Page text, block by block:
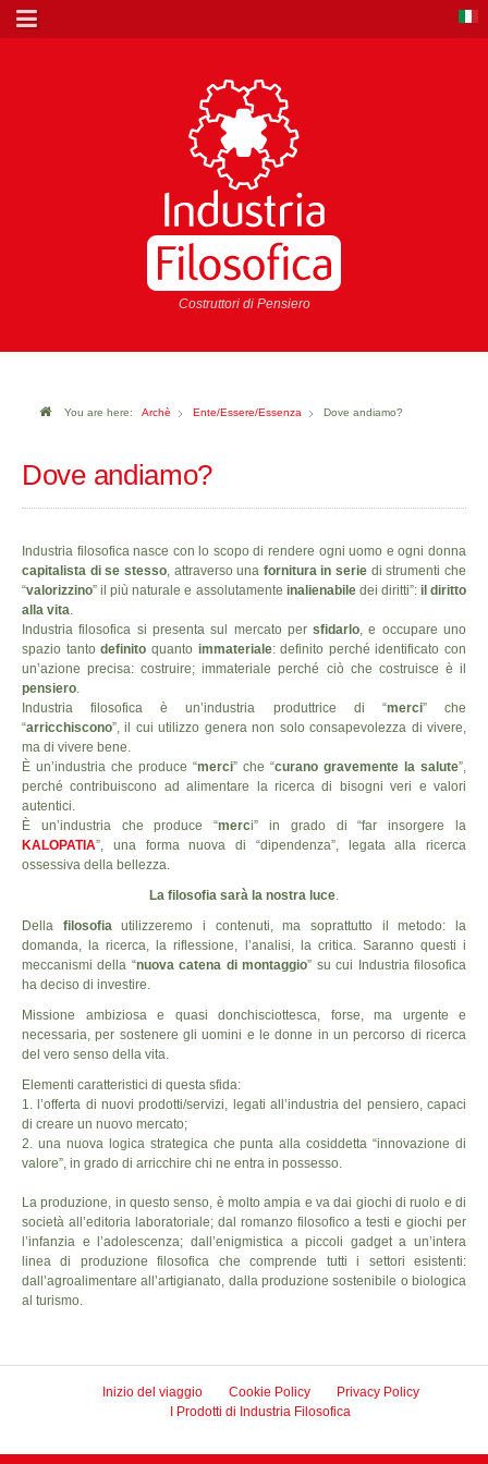
Costruttori di Pensiero
You are here: Archè Ente/Essere/Essenza Dove andiamo?
Dove andiamo?
Industria filosofica nasce con lo scopo di rendere ogni uomo e ogni donna
capitalista di se stesso, attraverso una fornitura in serie di strumenti che
“valorizzino” il più naturale e assolutamente inalienabiledei diritti”:il diritto
alla vita.
Industria filosofica si presenta sul mercato persfidarlo, e occupare uno
spazio tantodefinito quanto immateriale: definito perché identificato con
un’azione precisa: costruire; immateriale perché ciò che costruisce è il
pensiero.
Industria filosofica è un’industria produttrice di “merci” che
“arricchiscono”, il cui utilizzo genera non solo consapevolezza di vivere,
ma di vivere bene.
È un’industria che produce “merci” che “curano gravemente la salute”,
perché contribuiscono ad alimentare la ricerca di bisogni veri e valori
autentici.
È un’industria che produce “merci” in grado di “far insorgere la
KALOPATIA”, una forma nuova di “dipendenza”, legata alla ricerca
ossessiva della bellezza.
La filosofia sarà la nostra luce.
Della filosofiautilizzeremo i contenuti, ma soprattutto il metodo: la
domanda, la ricerca, la riflessione, l’analisi, la critica. Saranno questi i
meccanismi della “nuova catena di montaggio” su cui Industria filosofica
ha deciso di investire.
Missione ambiziosa e quasi donchisciottesca, forse, ma urgente e
necessaria, per sostenere gli uomini e le donne in un percorso di ricerca
del vero senso della vita.
Elementi caratteristici di questa sfida:
1. l’offerta di nuovi prodotti/servizi, legati all’industria del pensiero, capaci
di creare un nuovo mercato;
2. una nuova logica strategica che punta alla cosiddetta “innovazione di
valore”, in grado di arricchire chi ne entra in possesso.
La produzione, in questo senso, è molto ampia e va dai giochi di ruolo e di
società all’editoria laboratoriale; dal romanzo filosofico a testi e giochi per
l’infanzia e l’adolescenza; dall’enigmistica a piccoli gadget a un’intera
linea di produzione filosofica che comprende tutti i settori esistenti:
dall’agroalimentare all’artigianato, dalla produzione sostenibile o biologica
al turismo.
Inizio del viaggio Cookie Policy
Privacy Policy
I Prodotti di Industria Filosofica